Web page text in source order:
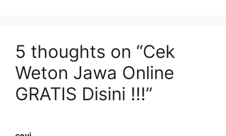
5 thoughts on “Cek
Weton Jawa Online
GRATIS Disini !!!”